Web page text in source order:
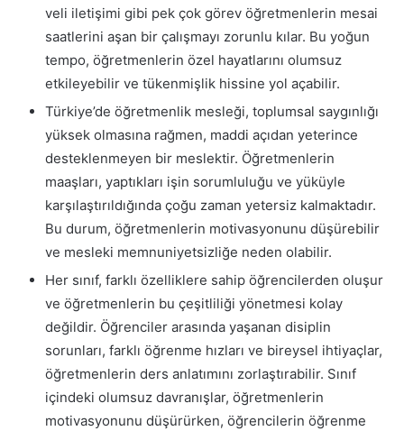
veli iletişimi gibi pek çok görev öğretmenlerin mesai
saatlerini aşan bir çalışmayı zorunlu kılar. Bu yoğun
tempo, öğretmenlerin özel hayatlarını olumsuz
etkileyebilir ve tükenmişlik hissine yol açabilir.
Türkiye’de öğretmenlik mesleği, toplumsal saygınlığı
yüksek olmasına rağmen, maddi açıdan yeterince
desteklenmeyen bir meslektir. Öğretmenlerin
maaşları, yaptıkları işin sorumluluğu ve yüküyle
karşılaştırıldığında çoğu zaman yetersiz kalmaktadır.
Bu durum, öğretmenlerin motivasyonunu düşürebilir
ve mesleki memnuniyetsizliğe neden olabilir.
Her sınıf, farklı özelliklere sahip öğrencilerden oluşur
ve öğretmenlerin bu çeşitliliği yönetmesi kolay
değildir. Öğrenciler arasında yaşanan disiplin
sorunları, farklı öğrenme hızları ve bireysel ihtiyaçlar,
öğretmenlerin ders anlatımını zorlaştırabilir. Sınıf
içindeki olumsuz davranışlar, öğretmenlerin
motivasyonunu düşürürken, öğrencilerin öğrenme